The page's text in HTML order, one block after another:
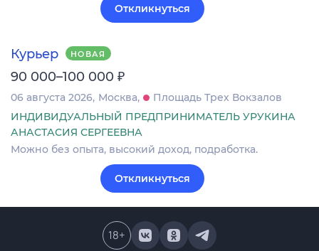
Откликнуться
Курьер НОВАЯ
90 000–100 000 ₽
06 августа 2026 Москва
Площадь Трех Вокзалов
ИНДИВИДУАЛЬНЫЙ ПРЕДПРИНИМАТЕЛЬ УРУКИНА
АНАСТАСИЯ СЕРГЕЕВНА
Можно без опыта, высокий доход, подработка.
Откликнуться
18+